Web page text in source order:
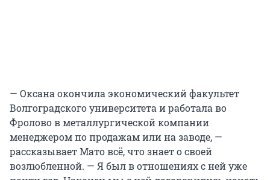
— Оксана окончила экономический факультет
Волгоградского университета и работала во
Фролово в металлургической компании
менеджером по продажам или на заводе, —
рассказывает Мато всё, что знает о своей
возлюбленной. — Я был в отношениях с ней уже